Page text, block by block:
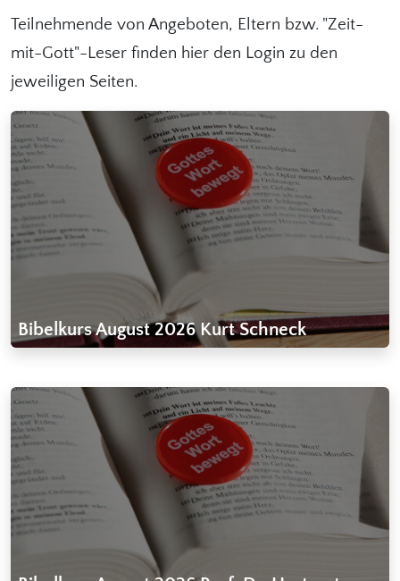
Teilnehmende von Angeboten, Eltern bzw. "Zeit-
mit-Gott"-Leser finden hier den Login zu den
jeweiligen Seiten.
Bibelkurs August 2026 Kurt Schneck